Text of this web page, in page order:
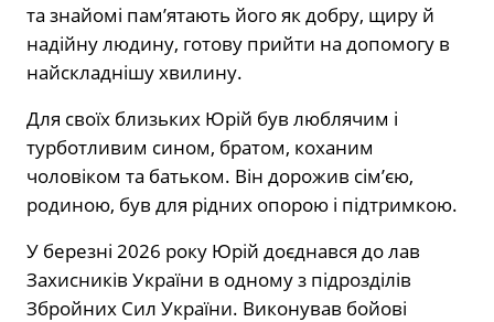
та знайомі пам’ятають його як добру, щиру й
надійну людину, готову прийти на допомогу в
найскладнішу хвилину.
Для своїх близьких Юрій був люблячим і
турботливим сином, братом, коханим
чоловіком та батьком. Він дорожив сім’єю,
родиною, був для рідних опорою і підтримкою.
У березні 2026 року Юрій доєднався до лав
Захисників України в одному з підрозділів
Збройних Сил України. Виконував бойові